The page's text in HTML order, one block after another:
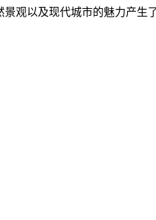
观以及现代城市的魅力产生